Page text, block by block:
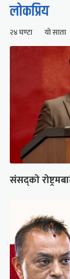
लोकप्रिय
२४ घण्टा यो साता
संसद्को